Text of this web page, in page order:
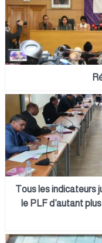
Tous les indicateurs
le PLF d’autant